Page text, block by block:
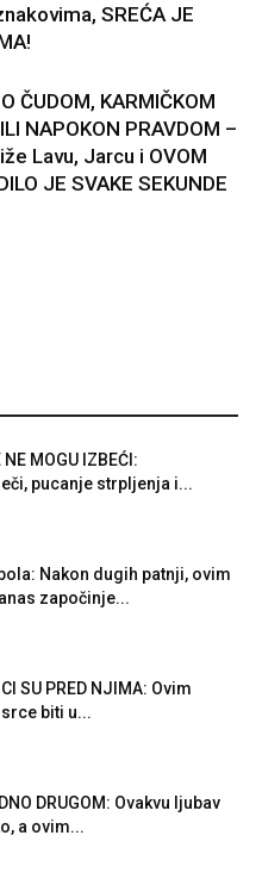
SREĆA JE
ČUDOM, KARMIČKOM
NAPOKON PRAVDOM –
Lavu, Jarcu i OVOM
JE SVAKE SEKUNDE
NE MOGU IZBEĆI:
pucanje strpljenja i...
Nakon dugih patnji, ovim
započinje...
SU PRED NJIMA: Ovim
biti u...
DRUGOM: Ovakvu ljubav
a ovim...